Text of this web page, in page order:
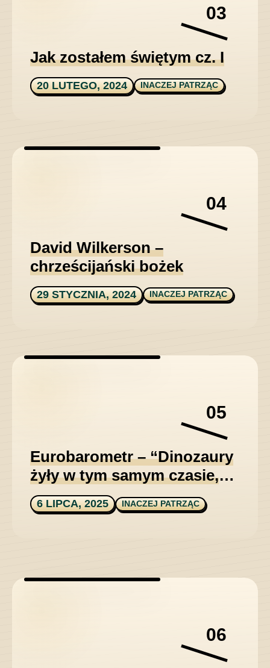
03
Jak zostałem świętym cz. I
20 LUTEGO, 2024 INACZEJ PATRZĄC
04
David Wilkerson –
chrześcijański bożek
29 STYCZNIA, 2024 INACZEJ PATRZĄC
05
Eurobarometr – “Dinozaury
żyły w tym samym czasie,
co pierwsi ludzie.”
6 LIPCA, 2025 INACZEJ PATRZĄC
06